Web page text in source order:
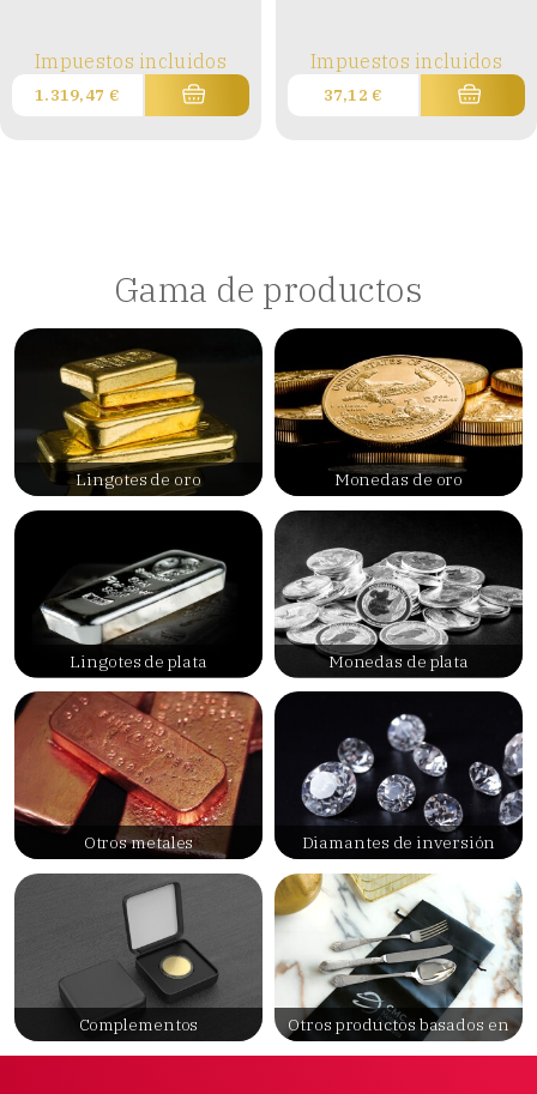
Impuestos incluidos
1.319,47 €
Impuestos incluidos
37,12 €
Gama de productos
Lingotes de oro Monedas de oro
Lingotes de plata Monedas de plata
Otros metales Diamantes de inversión
Complementos
Otros productos basados en
metales